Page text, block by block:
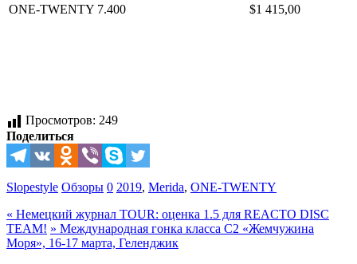
ONE-TWENTY 7.400
$1 415,00
Просмотров: 249
Поделиться
Slopestyle Обзоры 0 2019, Merida, ONE-TWENTY
« Немецкий журнал TOUR: оценка 1.5 для REACTO DISC
TEAM! » Международная гонка класса С2 «Жемчужина
Моря», 16-17 марта, Геленджик